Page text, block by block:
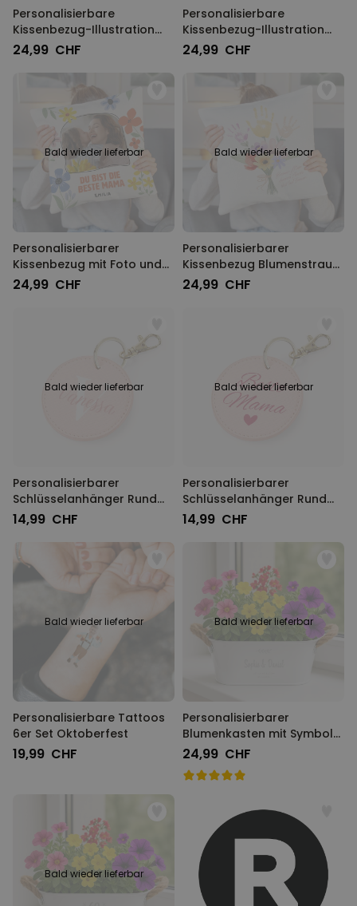
Personalisierbare
Kissenbezug-Illustration
Freundinnen im Winter
24,99 CHF
Personalisierbare
Kissenbezug-Illustration
Cartoon Familie
24,99 CHF
Bald wieder lieferbar
Personalisierbarer
Kissenbezug mit Foto und
Text
24,99 CHF
Bald wieder lieferbar
Personalisierbarer
Kissenbezug Blumenstrauß
mit Handabdruck
24,99 CHF
Bald wieder lieferbar
Personalisierbarer
Schlüsselanhänger Rund
mit Monogramm
14,99 CHF
Bald wieder lieferbar
Personalisierbarer
Schlüsselanhänger Rund
mit Text
14,99 CHF
Bald wieder lieferbar
Personalisierbare Tattoos
6er Set Oktoberfest
19,99 CHF
Bald wieder lieferbar
Personalisierbarer
Blumenkasten mit Symbol
und Text
24,99 CHF
Bald wieder lieferbar